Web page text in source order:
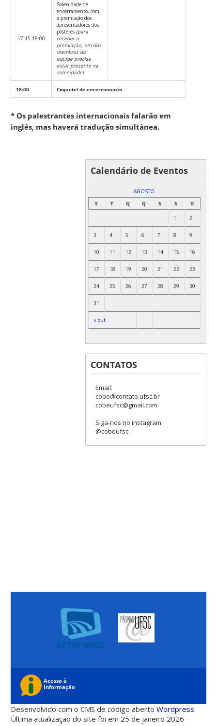
17:15-18:00
Solenidade de
encerramento, com
a premiação dos
apresentadores dos
pôsteres (para
receber a
premiação, um dos
membros da
equipe precisa
estar presente na
solenidade)
18:00 Coquetel de encerramento
* Os palestrantes internacionais falarão em
inglês, mas haverá tradução simultânea.
Calendário de Eventos
AGOSTO
S
T Q Q S S D
« out
1 2
3 4 5 6 7 8 9
10 11 12 13 14 15 16
17 18 19 20 21 22 23
24 25 26 27 28 29 30
31
CONTATOS
Email:
cobe@contato.ufsc.br
cobeufsc@gmail.com
Siga-nos no instagram:
@cobeufsc
Desenvolvido com o CMS de código abertoWordpress
Última atualização do site foi em 25 de janeiro 2026 -